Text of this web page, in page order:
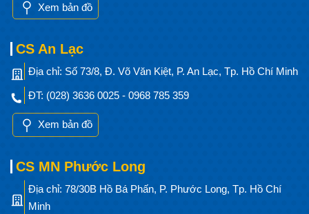
Xem bản đồ
CS An Lạc
Địa chỉ: Số 73/8, Đ. Võ Văn Kiệt, P. An Lạc, Tp. Hồ Chí Minh
ĐT: (028) 3636 0025 - 0968 785 359
Xem bản đồ
CS MN Phước Long
Địa chỉ: 78/30B Hồ Bá Phấn, P. Phước Long, Tp. Hồ Chí
Minh